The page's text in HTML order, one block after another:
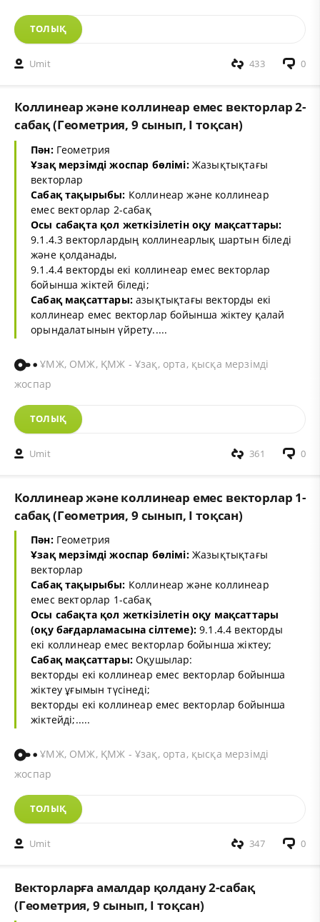
ТОЛЫҚ
Umit 0
433
Коллинеар және коллинеар емес векторлар 2-
сабақ (Геометрия, 9 сынып, I тоқсан)
Пән:Геометрия
Ұзақ мерзімді жоспар бөлімі:Жазықтықтағы
векторлар
Сабақ тақырыбы: Коллинеар және коллинеар
емес векторлар 2-сабақ
Осы сабақта қол жеткізілетін оқу мақсаттары:
9.1.4.3 векторлардың коллинеарлық шартын біледі
және қолданады,
9.1.4.4 векторды екі коллинеар емес векторлар
бойынша жіктей біледі;
Сабақ мақсаттары:азықтықтағы векторды екі
коллинеар емес векторлар бойынша жіктеу қалай
орындалатынын үйрету.....
ҰМЖ, ОМЖ, ҚМЖ - Ұзақ, орта, қысқа мерзімді
жоспар
ТОЛЫҚ
Umit 0
361
Коллинеар және коллинеар емес векторлар 1-
сабақ (Геометрия, 9 сынып, I тоқсан)
Пән:Геометрия
Ұзақ мерзімді жоспар бөлімі:Жазықтықтағы
векторлар
Сабақ тақырыбы: Коллинеар және коллинеар
емес векторлар 1-сабақ
Осы сабақта қол жеткізілетін оқу мақсаттары
(оқу бағдарламасына сілтеме):9.1.4.4 векторды
екі коллинеар емес векторлар бойынша жіктеу;
Сабақ мақсаттары:Оқушылар:
векторды екі коллинеар емес векторлар бойынша
жіктеу ұғымын түсінеді;
векторды екі коллинеар емес векторлар бойынша
жіктейді;.....
ҰМЖ, ОМЖ, ҚМЖ - Ұзақ, орта, қысқа мерзімді
жоспар
ТОЛЫҚ
Umit 0
347
Векторларға амалдар қолдану 2-сабақ
(Геометрия, 9 сынып, I тоқсан)